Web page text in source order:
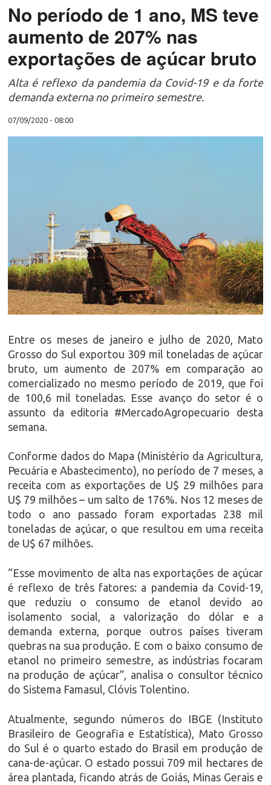
No período de 1 ano, MS teve
aumento de 207% nas
exportações de açúcar bruto
Alta é reflexo da pandemia da Covid-19 e da forte
demanda externa no primeiro semestre.
07/09/2020 - 08:00
Entre os meses de janeiro e julho de 2020, Mato
Grosso do Sul exportou 309 mil toneladas de açúcar
bruto, um aumento de 207% em comparação ao
comercializado no mesmo período de 2019, que foi
de 100,6 mil toneladas. Esse avanço do setor é o
assunto da editoria #MercadoAgropecuario desta
semana.
Conforme dados do Mapa (Ministério da Agricultura,
Pecuária e Abastecimento), no período de 7 meses, a
receita com as exportações de U$ 29 milhões para
U$ 79 milhões – um salto de 176%. Nos 12 meses de
todo o ano passado foram exportadas 238 mil
toneladas de açúcar, o que resultou em uma receita
de U$ 67 milhões.
“Esse movimento de alta nas exportações de açúcar
é reflexo de três fatores: a pandemia da Covid-19,
que reduziu o consumo de etanol devido ao
isolamento social, a valorização do dólar e a
demanda externa, porque outros países tiveram
quebras na sua produção. E com o baixo consumo de
etanol no primeiro semestre, as indústrias focaram
na produção de açúcar”, analisa o consultor técnico
do Sistema Famasul, Clóvis Tolentino.
Atualmente, segundo números do IBGE (Instituto
Brasileiro de Geografia e Estatística), Mato Grosso
do Sul é o quarto estado do Brasil em produção de
cana-de-açúcar. O estado possui 709 mil hectares de
área plantada, ficando atrás de Goiás, Minas Gerais e